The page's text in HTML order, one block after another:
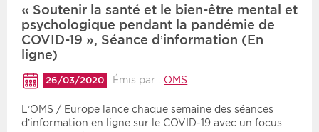
« Soutenir la santé et le bien-être mental et
psychologique pendant la pandémie de
COVID-19 », Séance d’information (En
ligne)
26/03/2020 Émis par : OMS
L’OMS / Europe lance chaque semaine des séances
d’information en ligne sur le COVID-19 avec un focus